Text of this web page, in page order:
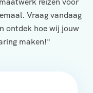
Vraag vandaag
ontdek hoe wij jouw
maken!"